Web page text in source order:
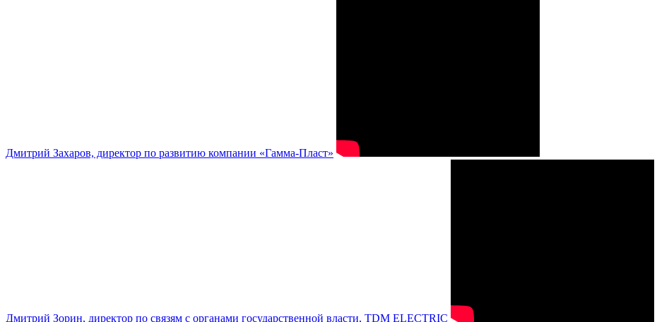
Дмитрий Захаров, директор по развитию компании «Гамма-Пласт»
Дмитрий Зорин, директор по связям с органами государственной власти, TDM ELECTRIC